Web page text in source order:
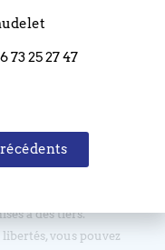
par l'Eglise
afin de traiter vos
à des tiers.
vous pouvez
73 25 27 47